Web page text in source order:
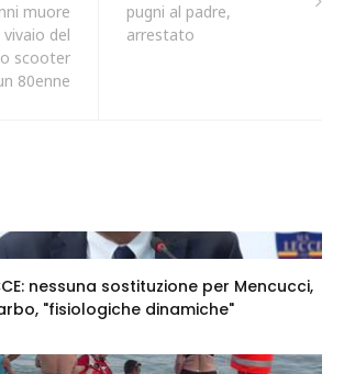
muore
del
scooter
80enne
pugni al padre,
arrestato
nessuna sostituzione per Mencucci,
"fisiologiche dinamiche"